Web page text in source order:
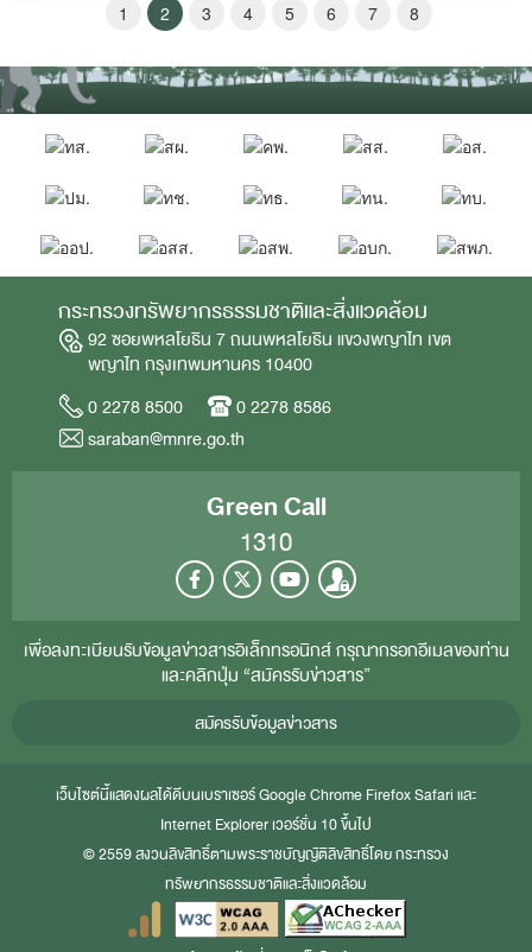
1
2 3 4 5 6 7 8
กระทรวงทรัพยากรธรรมชาติและสิ่งแวดล้อม
92 ซอยพหลโยธิน 7 ถนนพหลโยธิน แขวงพญาไท เขต
พญาไท กรุงเทพมหานคร 10400
0 2278 8500
0 2278 8586
saraban@mnre.go.th
Green Call
1310
เพื่อลงทะเบียนรับข้อมูลข่าวสารอิเล็กทรอนิกส์ กรุณากรอกอีเมลของท่าน
และคลิกปุ่ม “สมัครรับข่าวสาร”
สมัครรับข้อมูลข่าวสาร
เว็บไซต์นี้แสดงผลได้ดีบนเบราเซอร์Google Chrome FirefoxSafari และ
Internet Explorer เวอร์ชั่น 10 ขึ้นไป
© 2559 สงวนลิขสิทธิ์ตามพระราชบัญญัติลิขสิทธิ์โดย กระทรวง
ทรัพยากรธรรมชาติและสิ่งแวดล้อม